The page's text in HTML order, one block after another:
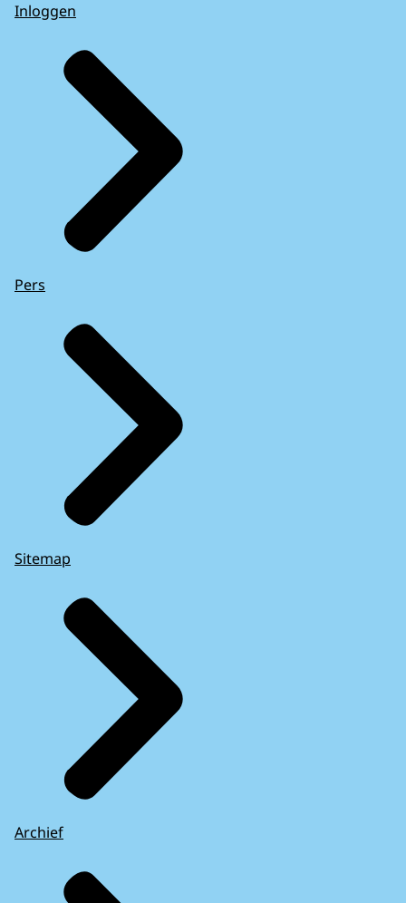
Inloggen
Pers
Sitemap
Archief